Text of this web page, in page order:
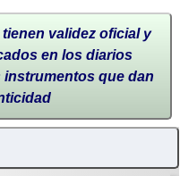
validez oficial y
en los diarios
que dan